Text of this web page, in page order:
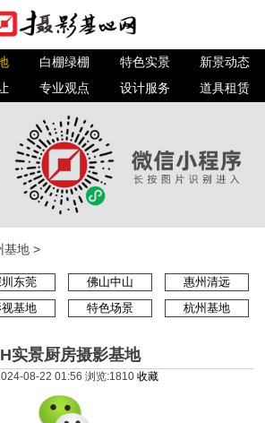
白棚绿棚 特色实景
新景动态
专业观点 设计服务 道具租赁
基地 >
东莞 佛山中山
惠州清远
基地 特色场景 杭州基地
实景厨房摄影基地
08-22 01:56 浏览:1810 收藏